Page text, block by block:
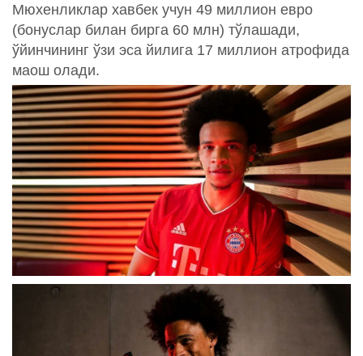
Мюхенликлар хавбек учун 49 миллион евро
(бонуслар билан бирга 60 млн) тўлашади,
ўйинчининг ўзи эса йилига 17 миллион атрофида
маош олади.